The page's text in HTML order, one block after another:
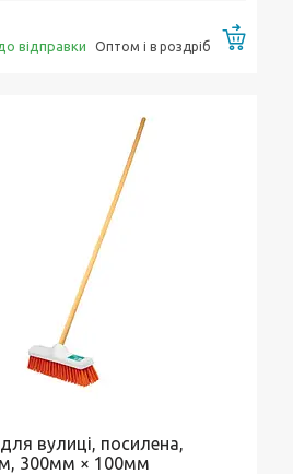
відправки Оптом і в роздріб
вулиці, посилена,
300мм × 100мм